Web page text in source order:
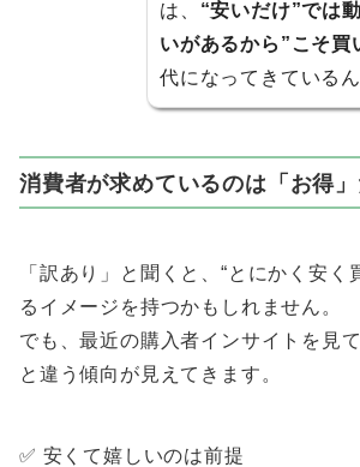
は、 “安いだけ”では
いがあるから”こそ買
代になってきているん
消費者が求めているのは「お得
「訳あり」と聞くと、“とにかく安く
るイメージを持つかもしれません。
でも、最近の購入者インサイトを見
と違う傾向が見えてきます。
✅ 安くて嬉しいのは前提